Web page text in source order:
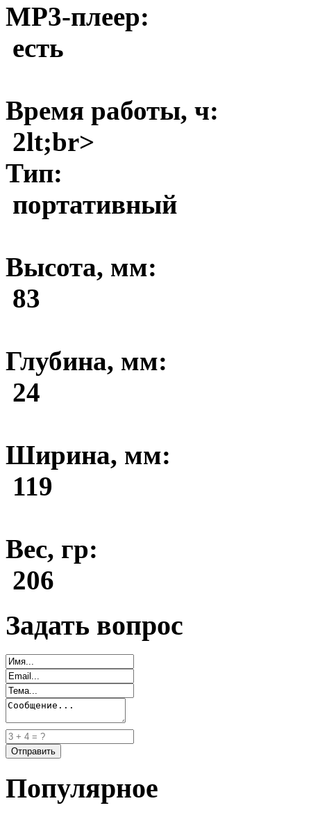
MP3-плеер:
есть
Время работы, ч:
2lt;br>
Тип:
портативный
Высота, мм:
83
Глубина, мм:
24
Ширина, мм:
119
Вес, гр:
206
Задать вопрос
Популярное